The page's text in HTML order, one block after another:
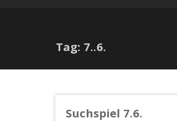
Tag: 7..6.
Suchspiel 7.6.